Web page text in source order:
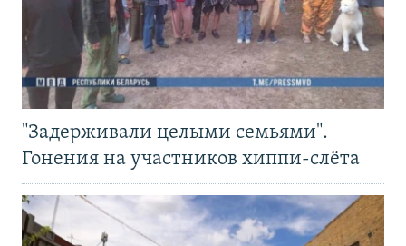
"Задерживали целыми семьями".
Гонения на участников хиппи-слёта